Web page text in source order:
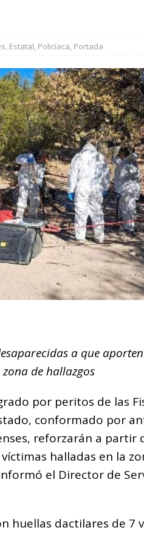
, Estatal, Policíaca, Portada
a que
de hallazgos
por peritos de las
conformado por
reforzarán a partir
halladas en la
el Director de
huellas dactilares de 7